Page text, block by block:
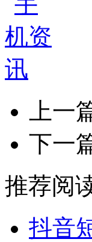
上一
下一
推荐阅
抖音